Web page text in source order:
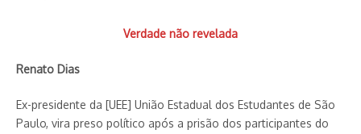
Verdade não revelada
Renato Dias
Ex-presidente da [UEE] União Estadual dos Estudantes de São
Paulo, vira preso político após a prisão dos participantes do